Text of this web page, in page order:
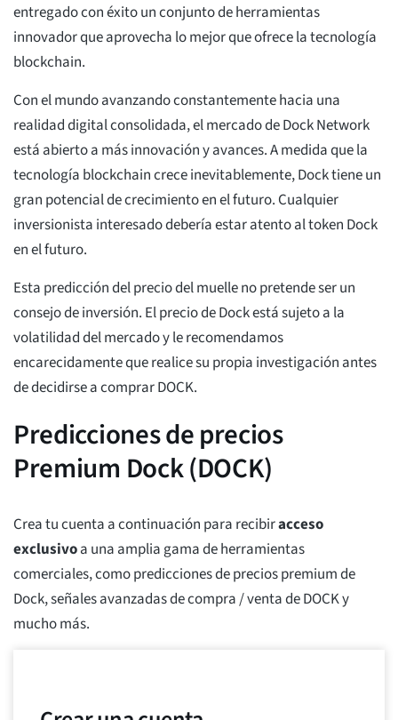
entregado con éxito un conjunto de herramientas
innovador que aprovecha lo mejor que ofrece la tecnología
blockchain.
Con el mundo avanzando constantemente hacia una
realidad digital consolidada, el mercado de Dock Network
está abierto a más innovación y avances. A medida que la
tecnología blockchain crece inevitablemente, Dock tiene un
gran potencial de crecimiento en el futuro. Cualquier
inversionista interesado debería estar atento al token Dock
en el futuro.
Esta predicción del precio del muelle no pretende ser un
consejo de inversión. El precio de Dock está sujeto a la
volatilidad del mercado y le recomendamos
encarecidamente que realice su propia investigación antes
de decidirse a comprar DOCK.
Predicciones de precios
Premium Dock (DOCK)
Crea tu cuenta a continuación para recibiracceso
exclusivoa una amplia gama de herramientas
comerciales, como predicciones de precios premium de
Dock, señales avanzadas de compra / venta de DOCK y
mucho más.